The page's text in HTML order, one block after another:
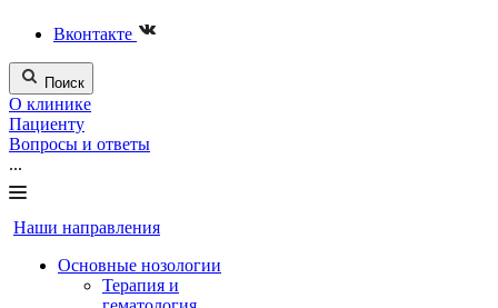
Вконтакте
Поиск
О клинике
Пациенту
Вопросы и ответы
...
Наши направления
Основные нозологии
Терапия и